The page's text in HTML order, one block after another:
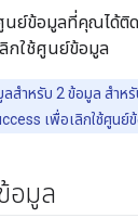
ข้อมูลที่คุณได้ติด
ลิกใช้ศูนย์ข้อมูล
ลสําหรับ 2 ข้อมูล สำ
เพื่อเลิกใช้ศูนย์
อมูล